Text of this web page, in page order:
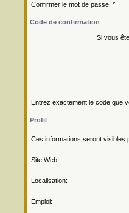
Confirmer le mot de passe: *
Code de confirmation
Si vous
Entrez exactement le code que
Profil
Ces informations seront visibles
Site Web:
Localisation:
Emploi: